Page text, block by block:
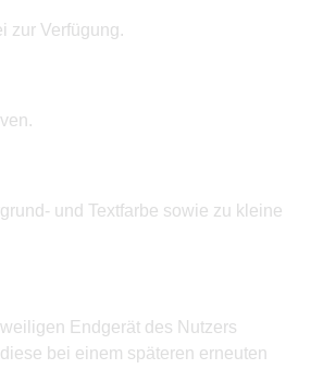
zur Verfügung.
und Textfarbe sowie zu kleine
Endgerät des Nutzers
bei einem späteren erneuten